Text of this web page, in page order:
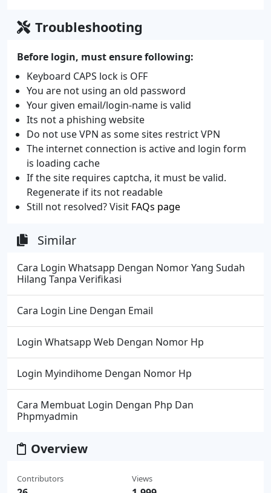
Troubleshooting
Before login, must ensure following:
Keyboard CAPS lock is OFF
You are not using an old password
Your given email/login-name is valid
Its not a phishing website
Do not use VPN as some sites restrict VPN
The internet connection is active and login form
is loading cache
If the site requires captcha, it must be valid.
Regenerate if its not readable
Still not resolved? Visit FAQs page
Similar
Cara Login Whatsapp Dengan Nomor Yang Sudah
Hilang Tanpa Verifikasi
Cara Login Line Dengan Email
Login Whatsapp Web Dengan Nomor Hp
Login Myindihome Dengan Nomor Hp
Cara Membuat Login Dengan Php Dan
Phpmyadmin
Overview
Contributors Views